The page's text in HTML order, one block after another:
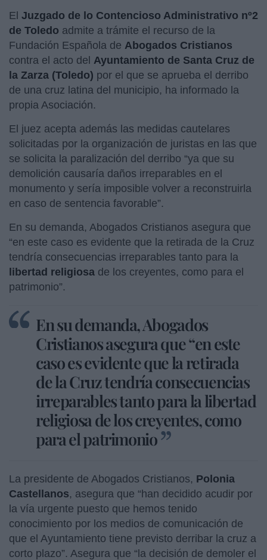
El Juzgado de lo Contencioso Administrativo nº2
de Toledo admite a trámite el recurso de la
Fundación Española de Abogados Cristianos
contra el acto del Ayuntamiento de Santa Cruz de
la Zarza (Toledo) por el que se aprueba el derribo
de una cruz latina del municipio, ha informado la
propia Asociación.
El juez acepta además las medidas cautelares
solicitadas por la organización de juristas en las que
se solicita la paralización del derribo “ya que su
demolición causaría daños irreparables en el
monumento y sería imposible volver a reconstruirla
en caso de sentencia favorable”.
En su demanda, Abogados Cristianos asegura que
“en este caso es evidente que la retirada de la Cruz
tendría consecuencias irreparables tanto para la
libertad religiosa de los creyentes, como para el
patrimonio”.
En su demanda, Abogados
Cristianos asegura que “en este
caso es evidente que la retirada
de la Cruz tendría consecuencias
irreparables tanto para la libertad
religiosa de los creyentes, como
para el patrimonio
La presidente de Abogados Cristianos, Polonia
Castellanos, asegura que “han decidido acudir por
la vía urgente puesto que hemos tenido
conocimiento por los medios de comunicación de
que el Ayuntamiento tiene previsto derribar la cruz a
corto plazo”. Asegura que “la decisión de demoler el